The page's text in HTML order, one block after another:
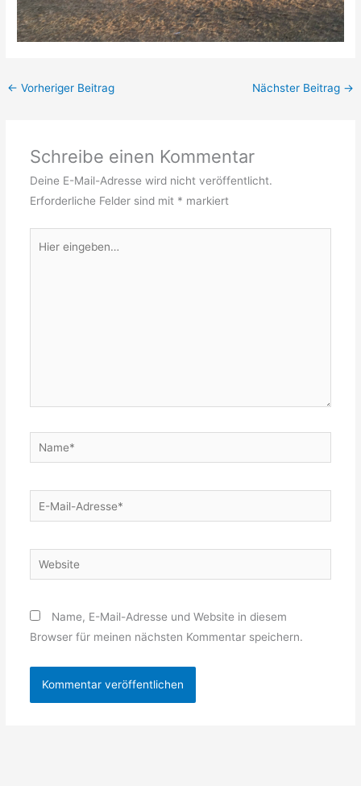
← Vorheriger Beitrag Nächster Beitrag →
Schreibe einen Kommentar
Deine E-Mail-Adresse wird nicht veröffentlicht.
Erforderliche Felder sind mit * markiert
eingeben…
Name*
E-
Mail-
Website
Name, E-Mail-Adresse und Website in diesem
Browser für meinen nächsten Kommentar speichern.